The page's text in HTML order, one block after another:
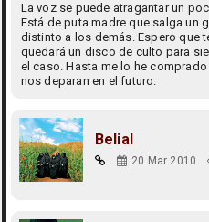
La voz se puede atragantar un
Está de puta madre que salga un
distinto a los demás. Espero que
quedará un disco de culto para
el caso. Hasta me lo he
nos deparan en el futuro.
Belial
20 Mar 2010